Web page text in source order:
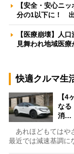
【安全・安心ニ
分の1以下に！
【医療崩壊】人
見舞われ地域医
快適クルマ生
【4
なる
消…
あれほどもてはや
最近では減速基調に